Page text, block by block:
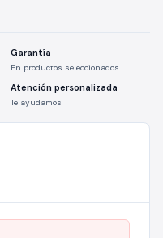
Garantía
En productos seleccionados
Atención personalizada
Te ayudamos